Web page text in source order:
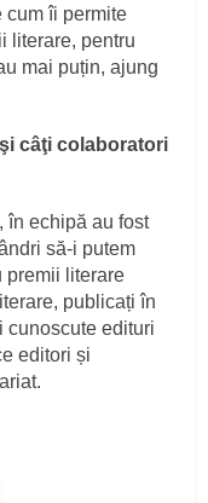
cum îi permite
literare, pentru
mai puțin, ajung
câţi colaboratori
în echipă au fost
să-i putem
premii literare
publicați în
cunoscute edituri
editori și